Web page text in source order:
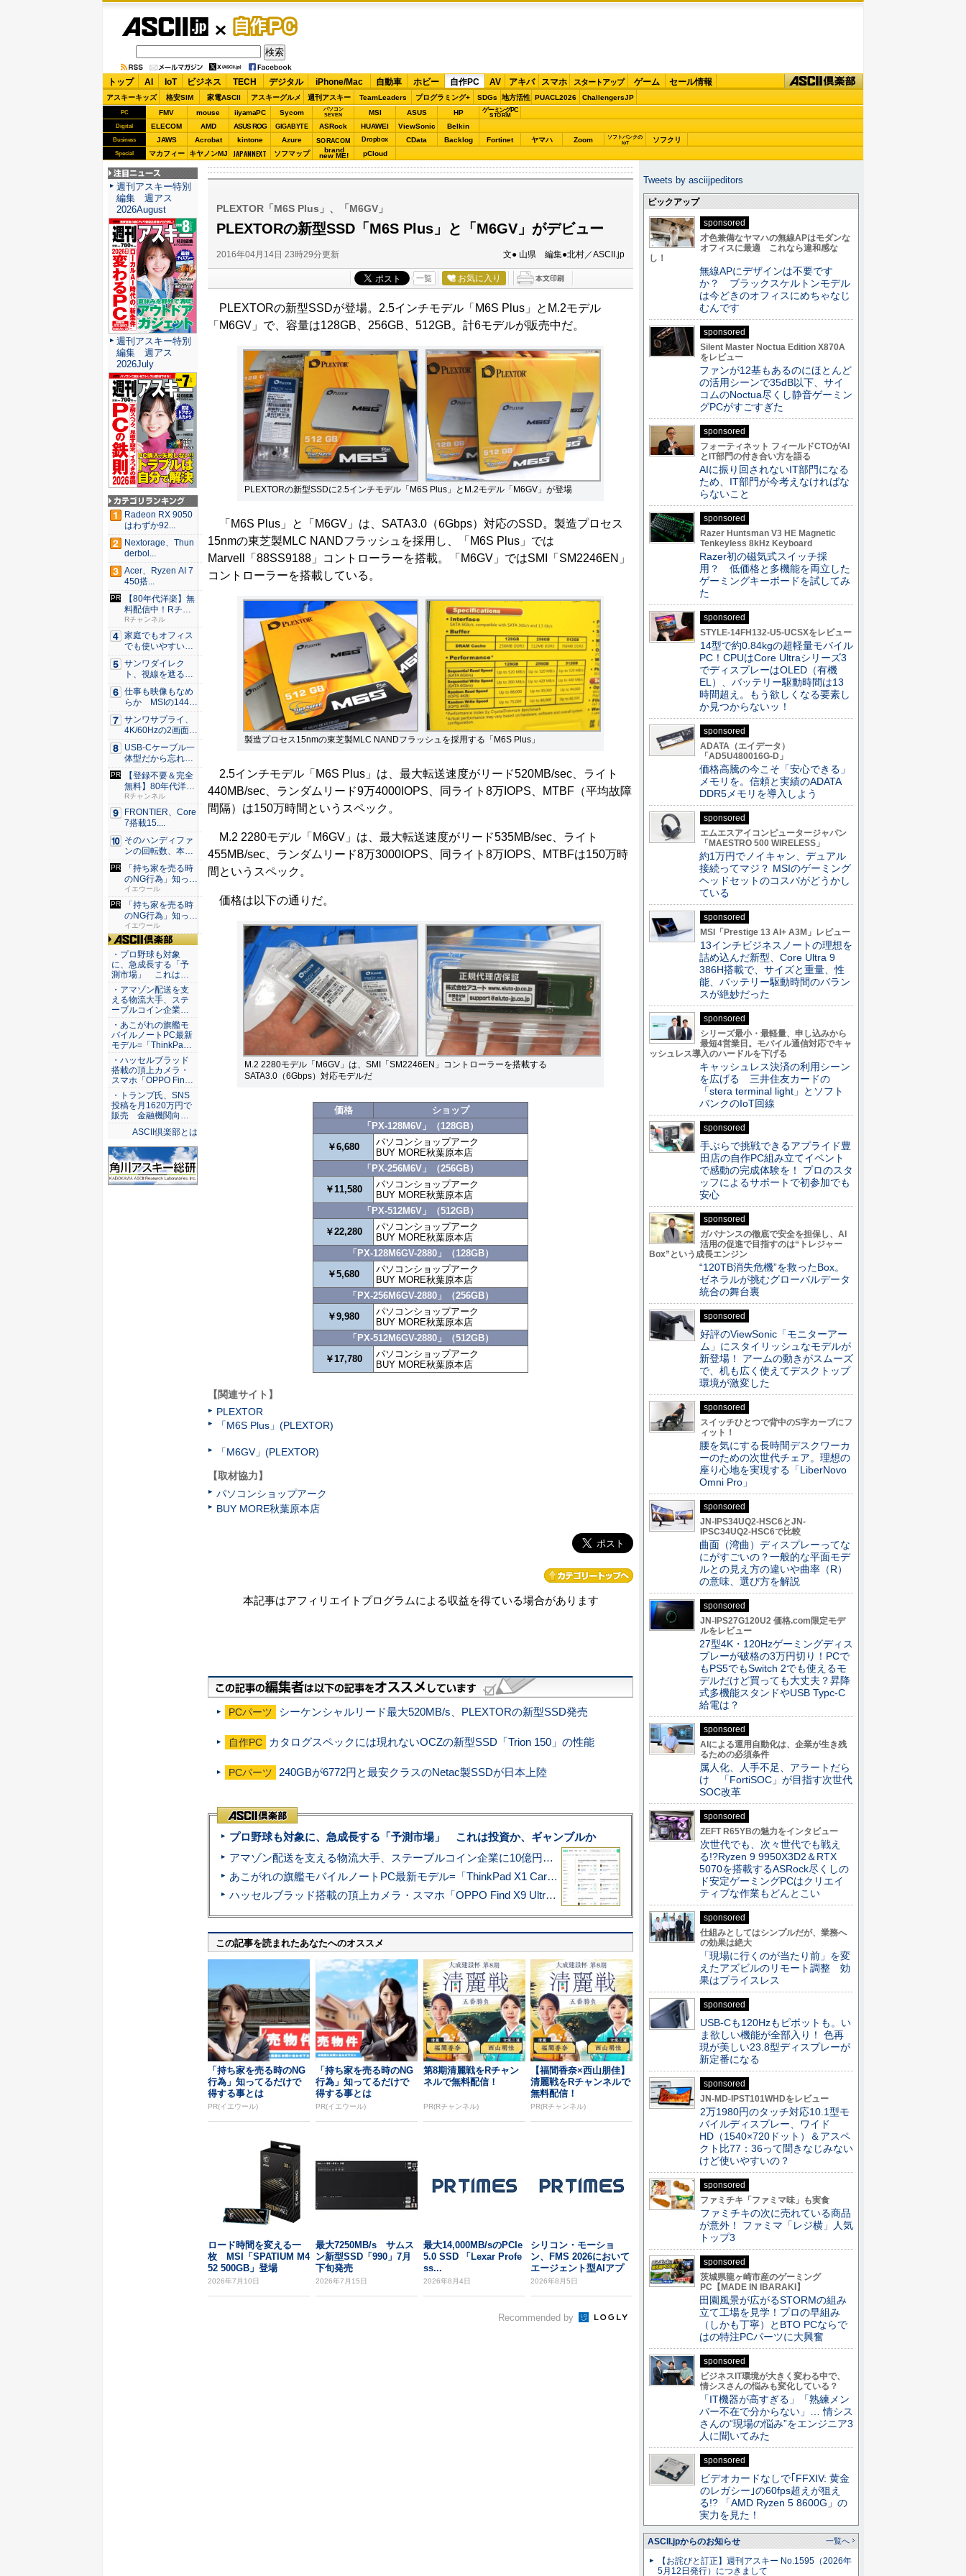
自作PC
トップ AI IoT ビジネス TECH デジタル iPhone/Mac 自動車 ホビー 自作PC AV アキバ スマホ スタートアップ ゲーム セール情報
アスキーキッズ 格安SIM 家電ASCII アスキーグルメ 週刊アスキー TeamLeaders プログラミング+ SDGs 地方活性 PUACL2026 ChallengersJP
PC FMV mouse iiyamaPC Sycom
パソコン
SEVEN
MSI ASUS HP ゲーミングPC
STORM
Digital ELECOM AMD ASUS ROG GIGABYTE ASRock HUAWEI ViewSonic Belkin
Business JAWS Acrobat kintone Azure SORACOM Dropbox CData Backlog Fortinet ヤマハ Zoom
ソフトバンクの
IoT
ソフクリ
Special マカフィー キヤノンMJ JAPANNEXT ソフマップ brand
new ME! pCloud
PLEXTOR「M6S Plus」、「M6GV」
PLEXTORの新型SSD「M6S Plus」と「M6GV」がデビュー
2016年04月14日 23時29分更新 文● 山県 編集●北村／ASCII.jp
一覧 お気に入り
PLEXTORの新型SSDが登場。2.5インチモデル「M6S Plus」とM.2モデル
「M6GV」で、容量は128GB、256GB、512GB。計6モデルが販売中だ。
PLEXTORの新型SSDに2.5インチモデル「M6S Plus」とM.2モデル「M6GV」が登場
「M6S Plus」と「M6GV」は、SATA3.0（6Gbps）対応のSSD。製造プロセス
15nmの東芝製MLC NANDフラッシュを採用し、「M6S Plus」では
Marvell「88SS9188」コントローラーを搭載。「M6GV」ではSMI「SM2246EN」
コントローラーを搭載している。
製造プロセス15nmの東芝製MLC NANDフラッシュを採用する「M6S Plus」
2.5インチモデル「M6S Plus」は、最大転送速度がリード520MB/sec、ライト
440MB/sec、ランダムリード9万4000IOPS、同ライト8万IOPS、MTBF（平均故障
間隔）は150万時間というスペック。
M.2 2280モデル「M6GV」は、最大転送速度がリード535MB/sec、ライト
455MB/sec、ランダムリード8万3000IOPS、同ライト8万IOPS、MTBFは150万時
間というスペック。
価格は以下の通りだ。
M.2 2280モデル「M6GV」は、SMI「SM2246EN」コントローラーを搭載する
SATA3.0（6Gbps）対応モデルだ
価格
ショップ
「PX-128M6V」（128GB）
￥6,680
パソコンショップアーク
BUY MORE秋葉原本店
「PX-256M6V」（256GB）
￥11,580
パソコンショップアーク
BUY MORE秋葉原本店
「PX-512M6V」（512GB）
￥22,280
パソコンショップアーク
BUY MORE秋葉原本店
「PX-128M6GV-2880」（128GB）
￥5,680
パソコンショップアーク
BUY MORE秋葉原本店
「PX-256M6GV-2880」（256GB）
￥9,980
パソコンショップアーク
BUY MORE秋葉原本店
「PX-512M6GV-2880」（512GB）
￥17,780
パソコンショップアーク
BUY MORE秋葉原本店
【関連サイト】
PLEXTOR
「M6S Plus」(PLEXTOR)
「M6GV」(PLEXTOR)
【取材協力】
パソコンショップアーク
BUY MORE秋葉原本店
本記事はアフィリエイトプログラムによる収益を得ている場合があります
PCパーツ シーケンシャルリード最大520MB/s、PLEXTORの新型SSD発売
自作PC カタログスペックには現れないOCZの新型SSD「Trion 150」の性能
PCパーツ 240GBが6772円と最安クラスのNetac製SSDが日本上陸
プロ野球も対象に、急成長する「予測市場」 これは投資か、ギャンブルか
アマゾン配送を支える物流大手、ステーブルコイン企業に10億円投資のワケ
あこがれの旗艦モバイルノートPC最新モデル=「ThinkPad X1 Carbon Gen 14 Aura Edition」実機レビュー
ハッセルブラッド搭載の頂上カメラ・スマホ「OPPO Find X9 Ultra」実写レビュー=プロが本気で徹底撮影しました!!
この記事を読まれたあなたへのオススメ
「持ち家を売る時のNG
行為」知ってるだけで
得する事とは
PR(イエウール)
「持ち家を売る時のNG
行為」知ってるだけで
得する事とは
PR(イエウール)
第8期清麗戦をRチャン
ネルで無料配信！
PR(Rチャンネル)
【福間香奈×西山朋佳】
清麗戦をRチャンネルで
無料配信！
PR(Rチャンネル)
ロード時間を変える一
枚 MSI「SPATIUM M4
52 500GB」登場
2026年7月10日
最大7250MB/s サムス
ン新型SSD「990」7月
下旬発売
2026年7月15日
最大14,000MB/sのPCIe
5.0 SSD 「Lexar Profe
ss...
2026年8月4日
シリコン・モーショ
ン、FMS 2026において
エージェント型AIアプ
リケーション...
2026年8月5日
Recommended by
注目ニュース
週刊アスキー特別
編集 週アス
2026August
週刊アスキー特別
編集 週アス
2026July
Radeon RX 9050
はわずか92...
Nextorage、Thun
derbol...
Acer、Ryzen AI 7
450搭...
【80年代洋楽】無
料配信中！Rチャ
ンネル...
Rチャンネル
家庭でもオフィス
でも使いやすい
Syno...
サンワダイレク
ト、視線を遮るフ
ェルト製デ...
仕事も映像もなめ
らか MSIの144H
z...
サンワサプライ、
4K/60Hzの2画面
出...
USB-Cケーブル一
体型だから忘れな
い！...
【登録不要＆完全
無料】80年代洋楽
がRチ...
Rチャンネル
FRONTIER、Core
7搭載15....
そのハンディファ
ンの回転数、本
当？ 20...
「持ち家を売る時
のNG行為」知って
るだけ...
イエウール
「持ち家を売る時
のNG行為」知って
るだけ...
イエウール
ASCII倶楽部
・プロ野球も対象
に、急成長する「予
測市場」 これは…
・アマゾン配送を支
える物流大手、ステ
ーブルコイン企業…
・あこがれの旗艦モ
バイルノートPC最新
モデル=「ThinkPa…
・ハッセルブラッド
搭載の頂上カメラ・
スマホ「OPPO Fin…
・トランプ氏、SNS
投稿を月1620万円で
販売 金融機関向…
ASCII倶楽部とは
Tweets by asciijpeditors
ピックアップ
sponsored
才色兼備なヤマハの無線APはモダンな
オフィスに最適 これなら違和感な
し！
無線APにデザインは不要です
か？ ブラックスケルトンモデル
は今どきのオフィスにめちゃなじ
むんです
sponsored
Silent Master Noctua Edition X870A
をレビュー
ファンが12基もあるのにほとんど
の活用シーンで35dB以下、サイ
コムのNoctua尽くし静音ゲーミン
グPCがすごすぎた
sponsored
フォーティネット フィールドCTOがAI
とIT部門の付き合い方を語る
AIに振り回されないIT部門になる
ため、IT部門が今考えなければな
らないこと
sponsored
Razer Huntsman V3 HE Magnetic
Tenkeyless 8kHz Keyboard
Razer初の磁気式スイッチ採
用？ 低価格と多機能を両立した
ゲーミングキーボードを試してみ
た
sponsored
STYLE-14FH132-U5-UCSXをレビュー
14型で約0.84kgの超軽量モバイル
PC！CPUはCore Ultraシリーズ3
でディスプレーはOLED（有機
EL）、バッテリー駆動時間は13
時間超え。もう欲しくなる要素し
か見つからないッ！
sponsored
ADATA（エイデータ）
「AD5U480016G-D」
価格高騰の今こそ「安心できる」
メモリを。信頼と実績のADATA
DDR5メモリを導入しよう
sponsored
エムエスアイコンピュータージャパン
「MAESTRO 500 WIRELESS」
約1万円でノイキャン、デュアル
接続ってマジ？ MSIのゲーミング
ヘッドセットのコスパがどうかし
ている
sponsored
MSI「Prestige 13 AI+ A3M」レビュー
13インチビジネスノートの理想を
詰め込んだ新型、Core Ultra 9
386H搭載で、サイズと重量、性
能、バッテリー駆動時間のバラン
スが絶妙だった
sponsored
シリーズ最小・最軽量、申し込みから
最短4営業日。モバイル通信対応でキャ
ッシュレス導入のハードルを下げる
キャッシュレス決済の利用シーン
を広げる 三井住友カードの
「stera terminal light」とソフト
バンクのIoT回線
sponsored
手ぶらで挑戦できるアプライド豊
田店の自作PC組み立てイベント
で感動の完成体験を！ プロのスタ
ッフによるサポートで初参加でも
安心
sponsored
ガバナンスの徹底で安全を担保し、AI
活用の促進で目指すのは“トレジャー
Box”という成長エンジン
“120TB消失危機”を救ったBox。
ゼネラルが挑むグローバルデータ
統合の舞台裏
sponsored
好評のViewSonic「モニターアー
ム」にスタイリッシュなモデルが
新登場！ アームの動きがスムーズ
で、机も広く使えてデスクトップ
環境が激変した
sponsored
スイッチひとつで背中のS字カーブにフ
ィット！
腰を気にする長時間デスクワーカ
ーのための次世代チェア。理想の
座り心地を実現する「LiberNovo
Omni Pro」
sponsored
JN-IPS34UQ2-HSC6とJN-
IPSC34UQ2-HSC6で比較
曲面（湾曲）ディスプレーってな
にがすごいの？一般的な平面モデ
ルとの見え方の違いや曲率（R）
の意味、選び方を解説
sponsored
JN-IPS27G120U2 価格.com限定モデ
ルをレビュー
27型4K・120Hzゲーミングディス
プレーが破格の3万円切り！PCで
もPS5でもSwitch 2でも使えるモ
デルだけど買っても大丈夫？昇降
式多機能スタンドやUSB Typc-C
給電は？
sponsored
AIによる運用自動化は、企業が生き残
るための必須条件
属人化、人手不足、アラートだら
け 「FortiSOC」が目指す次世代
SOC改革
sponsored
ZEFT R65YBの魅力をインタビュー
次世代でも、次々世代でも戦え
る!?Ryzen 9 9950X3D2＆RTX
5070を搭載するASRock尽くしの
ド安定ゲーミングPCはクリエイ
ティブな作業もどんとこい
sponsored
仕組みとしてはシンプルだが、業務へ
の効果は絶大
「現場に行くのが当たり前」を変
えたアズビルのリモート調整 効
果はプライスレス
sponsored
USB-Cも120Hzもピボットも。い
ま欲しい機能が全部入り！ 色再
現が美しい23.8型ディスプレーが
新定番になる
sponsored
JN-MD-IPST101WHDをレビュー
2万1980円のタッチ対応10.1型モ
バイルディスプレー、ワイド
HD（1540×720ドット）＆アスペ
クト比77：36って聞きなじみない
けど使いやすいの？
sponsored
ファミチキ「ファミマ味」も実食
ファミチキの次に売れている商品
が意外！ ファミマ「レジ横」人気
トップ3
sponsored
茨城県龍ヶ崎市産のゲーミング
PC【MADE IN IBARAKI】
田園風景が広がるSTORMの組み
立て工場を見学！プロの早組み
（しかも丁寧）とBTO PCならで
はの特注PCパーツに大興奮
sponsored
ビジネスIT環境が大きく変わる中で、
情シスさんの悩みも変化している？
「IT機器が高すぎる」「熟練メン
バー不在で分からない」… 情シス
さんの“現場の悩み”をエンジニア3
人に聞いてみた
sponsored
ビデオカードなしで｢FFXIV: 黄金
のレガシー｣の60fps超えが狙え
る!? 「AMD Ryzen 5 8600G」の
実力を見た！
ASCII.jpからのお知らせ 一覧へ
【お詫びと訂正】週刊アスキー No.1595（2026年
5月12日発行）につきまして